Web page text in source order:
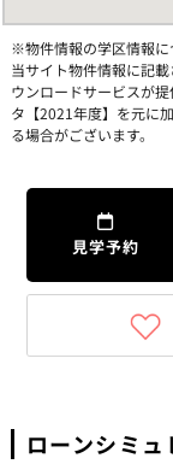
※物件情報の学区情報に
当サイト物件情報に記
ウンロードサービスが
タ【2021年度】を元に
る場合がございます。
見学予約
ローンシミ